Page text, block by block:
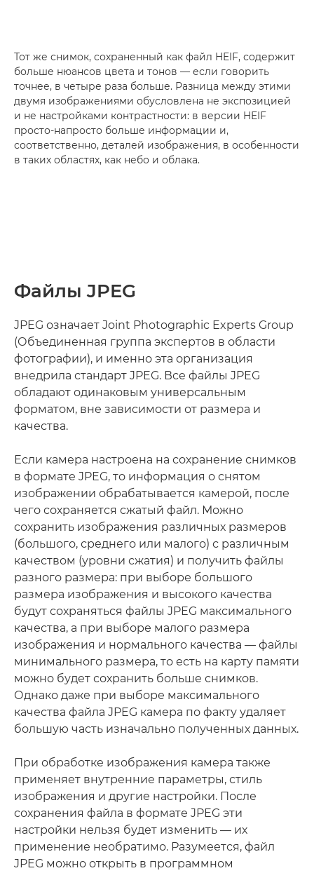
Тот же снимок, сохраненный как файл HEIF, содержит
больше нюансов цвета и тонов — если говорить
точнее, в четыре раза больше. Разница между этими
двумя изображениями обусловлена не экспозицией
и не настройками контрастности: в версии HEIF
просто-напросто больше информации и,
соответственно, деталей изображения, в особенности
в таких областях, как небо и облака.
Файлы JPEG
JPEG означает Joint Photographic Experts Group
(Объединенная группа экспертов в области
фотографии), и именно эта организация
внедрила стандарт JPEG. Все файлы JPEG
обладают одинаковым универсальным
форматом, вне зависимости от размера и
качества.
Если камера настроена на сохранение снимков
в формате JPEG, то информация о снятом
изображении обрабатывается камерой, после
чего сохраняется сжатый файл. Можно
сохранить изображения различных размеров
(большого, среднего или малого) с различным
качеством (уровни сжатия) и получить файлы
разного размера: при выборе большого
размера изображения и высокого качества
будут сохраняться файлы JPEG максимального
качества, а при выборе малого размера
изображения и нормального качества — файлы
минимального размера, то есть на карту памяти
можно будет сохранить больше снимков.
Однако даже при выборе максимального
качества файла JPEG камера по факту удаляет
большую часть изначально полученных данных.
При обработке изображения камера также
применяет внутренние параметры, стиль
изображения и другие настройки. После
сохранения файла в формате JPEG эти
настройки нельзя будет изменить — их
применение необратимо. Разумеется, файл
JPEG можно открыть в программном